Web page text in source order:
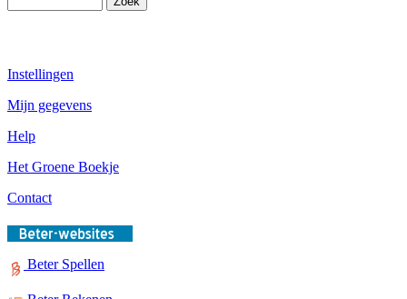
Instellingen
Mijn gegevens
Help
Het Groene Boekje
Contact
Beter Spellen